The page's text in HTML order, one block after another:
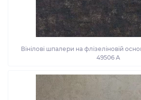
Вінілові шпалери на флізеліновій
49506 A